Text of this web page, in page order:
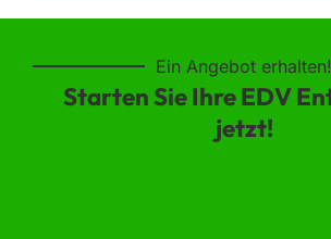
Ein Angebot erhalten!
Starten Sie Ihre EDV
jetzt!